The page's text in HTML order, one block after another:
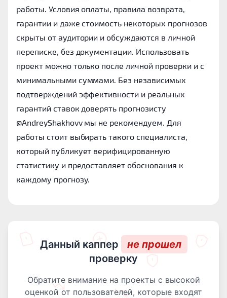
работы. Условия оплаты, правила возврата,
гарантии и даже стоимость некоторых прогнозов
скрыты от аудитории и обсуждаются в личной
переписке, без документации. Использовать
проект можно только после личной проверки и с
минимальными суммами. Без независимых
подтверждений эффективности и реальных
гарантий ставок доверять прогнозисту
@AndreyShakhovv мы не рекомендуем. Для
работы стоит выбирать такого специалиста,
который публикует верифицированную
статистику и предоставляет обоснования к
каждому прогнозу.
Данный каппер
не прошел
проверку
Обратите внимание на проекты с высокой
оценкой от пользователей, которые входят